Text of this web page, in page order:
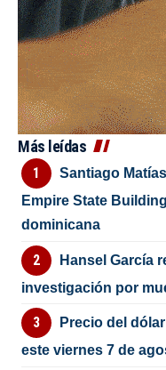
Más leídas
Santiago
Empire State
dominicana
Hansel García
investigación por
Precio del
este viernes 7 de